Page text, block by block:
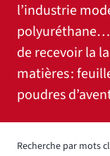
l’industrie
polyuréthane…
de recevoir la
matières :
poudres
Recherche par mots